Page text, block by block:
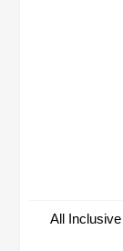
All Inclusive